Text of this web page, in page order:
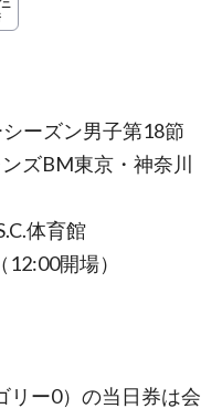
ーズン男子第18節
ズBM東京・神奈川
体育館
開場）
リー0）の当日券は会